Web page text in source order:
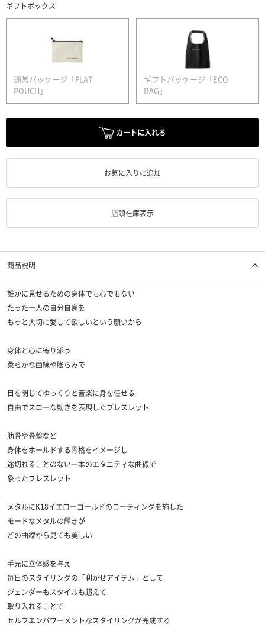
ギフトボックス
通常パッケージ「FLAT
POUCH」
ギフトパッケージ「ECO
BAG」
カートに入れる
お気に入りに追加
店頭在庫表示
商品説明
誰かに見せるための身体でも心でもない
たった一人の自分自身を
もっと大切に愛して欲しいという願いから
身体と心に寄り添う
柔らかな曲線や膨らみで
目を閉じてゆっくりと音楽に身を任せる
自由でスローな動きを表現したブレスレット
肋骨や骨盤など
身体をホールドする骨格をイメージし
途切れることのない一本のエタニティな曲線で
象ったブレスレット
メタルにK18イエローゴールドのコーティングを施した
モードなメタルの輝きが
どの曲線から見ても美しい
手元に立体感を与え
毎日のスタイリングの「利かせアイテム」として
ジェンダーもスタイルも超えて
取り入れることで
セルフエンパワーメントなスタイリングが完成する